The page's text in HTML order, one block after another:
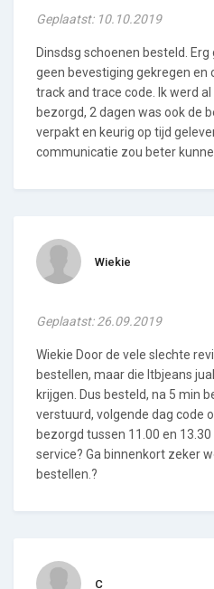
Geplaatst: 10.10.2019
Dinsdsg schoenen besteld.
geen bevestiging gekregen
track and trace code. Ik werd
bezorgd, 2 dagen was ook de
verpakt en keurig op tijd
communicatie zou beter
Wiekie
Geplaatst: 26.09.2019
Wiekie Door de vele slechte
bestellen, maar die ltbjeans
krijgen. Dus besteld, na 5 min
verstuurd, volgende dag code
bezorgd tussen 11.00 en
service? Ga binnenkort zeker
bestellen.?
C